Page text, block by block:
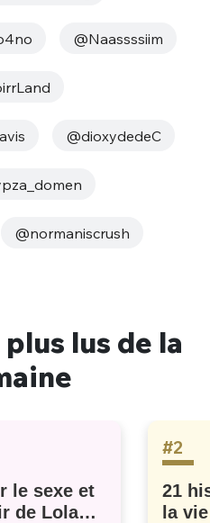
@Naassssiim
@dioxydedeC
@normaniscrush
lus de la
le sexe et
de Lola
#2
21
la